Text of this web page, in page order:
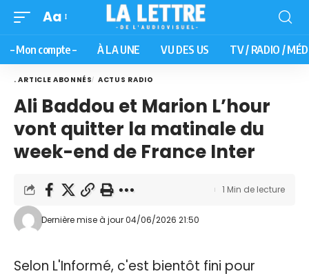
Aa
– Mon compte – À LA UNE VU DES US TV / RADIO /
. ARTICLE ABONNÉS ACTUS RADIO
Ali Baddou et Marion L’hour
vont quitter la matinale du
week-end de France Inter
Dernière mise à jour 04/06/2026 21:50
1 Min de lecture
Selon L'Informé, c'est bientôt fini pour